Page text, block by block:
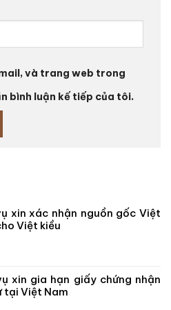
và trang web trong
bình luận kế tiếp của tôi.
xin xác nhận nguồn gốc Việt
Việt kiều
xin gia hạn giấy chứng nhận
tại Việt Nam